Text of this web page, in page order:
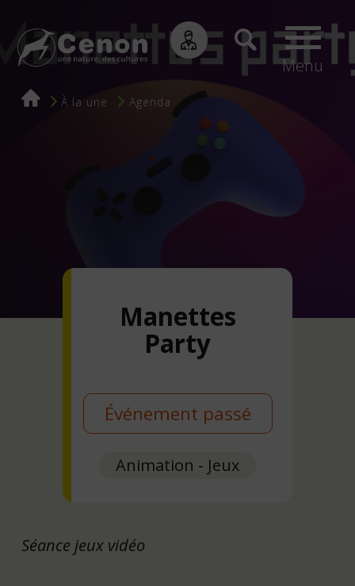
Menu
Fil
À la une Agenda
Manettes
Party
Événement passé
Animation - Jeux
Séance jeux vidéo